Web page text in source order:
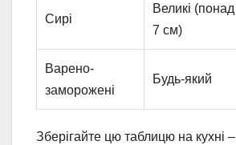
Сирі
Великі (понад
7 см)
Варено-
заморожені
Будь-який
Зберігайте цю таблицю на кухні